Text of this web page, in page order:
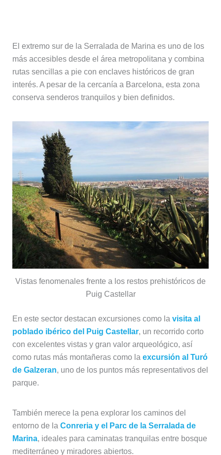
El extremo sur de la Serralada de Marina es uno de los
más accesibles desde el área metropolitana y combina
rutas sencillas a pie con enclaves históricos de gran
interés. A pesar de la cercanía a Barcelona, esta zona
conserva senderos tranquilos y bien definidos.
Vistas fenomenales frente a los restos prehistóricos de
Puig Castellar
En este sector destacan excursiones como la visita al
poblado ibérico del Puig Castellar, un recorrido corto
con excelentes vistas y gran valor arqueológico, así
como rutas más montañeras como la excursión al Turó
de Galzeran, uno de los puntos más representativos del
parque.
También merece la pena explorar los caminos del
entorno de la Conreria y el Parc de la Serralada de
Marina, ideales para caminatas tranquilas entre bosque
mediterráneo y miradores abiertos.